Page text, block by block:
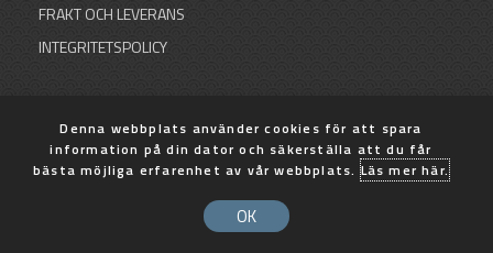
FRAKT OCH LEVERANS
INTEGRITETSPOLICY
© 2026 SB Sportfiske
Skapad med av AP Design
Denna webbplats använder cookies för att spara
information på din dator och säkerställa att du får
bästa möjliga erfarenhet av vår webbplats.Läs mer här.
OK